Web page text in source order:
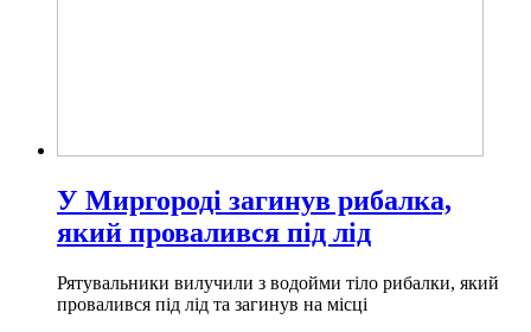
У Миргороді загинув рибалка,
який провалився під лід
Рятувальники вилучили з водойми тіло рибалки, який
провалився під лід та загинув на місці